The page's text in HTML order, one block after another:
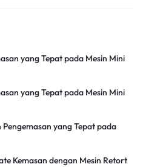
yang Tepat pada Mesin Mini
yang Tepat pada Mesin Mini
Pengemasan yang Tepat pada
Kemasan dengan Mesin Retort